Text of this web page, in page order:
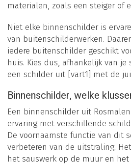
materialen, zoals een steiger of
Niet elke binnenschilder is
van buitenschilderwerken.
iedere buitenschilder geschikt
huis. Kies dus, afhankelijk van je
een schilder uit [vart1] met de
Binnenschilder, welke
Een binnenschilder uit
ervaring met verschillende
De voornaamste functie van dit
verbeteren van de uitstraling.
het sauswerk op de muur en